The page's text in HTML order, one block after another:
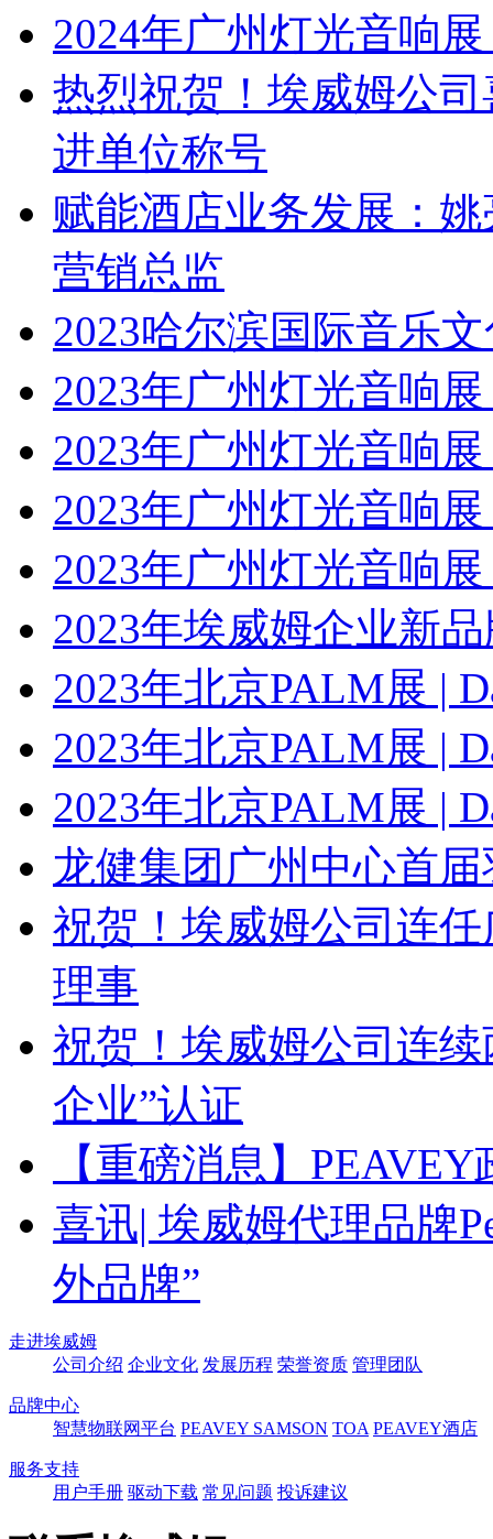
2024年广州灯光音响展
热烈祝贺！埃威姆公
进单位称号
赋能酒店业务发展：
营销总监
2023哈尔滨国际音乐
2023年广州灯光音响展
2023年广州灯光音响展
2023年广州灯光音响展
2023年广州灯光音响展
2023年埃威姆企业新
2023年北京PALM展 |
2023年北京PALM展 |
2023年北京PALM展 |
龙健集团广州中心首
祝贺！埃威姆公司连
理事
祝贺！埃威姆公司连
企业”认证
【重磅消息】
喜讯| 埃威姆代理品牌
外品牌”
走进埃威姆
公司介绍 企业文化 发展历程 荣誉资质 管理团队
品牌中心
智慧物联网平台 PEAVEY SAMSON TOA PEAVEY酒店
服务支持
用户手册 驱动下载 常见问题 投诉建议